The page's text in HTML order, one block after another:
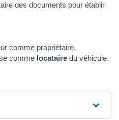
des documents pour établir
comme propriétaire,
comme locataire du véhicule.